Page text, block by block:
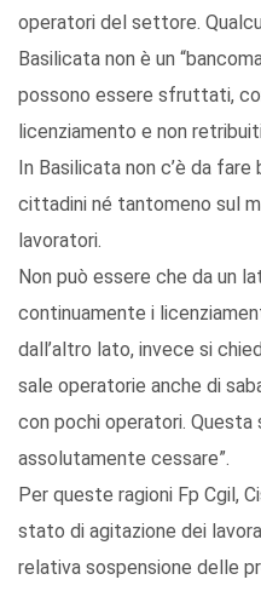
operatori del settore.
Basilicata non è un
possono essere sfruttati,
licenziamento e non
In Basilicata non c’è da
cittadini né tantomeno sul
lavoratori.
Non può essere che da un
continuamente i
dall’altro lato, invece si
sale operatorie anche di
con pochi operatori.
assolutamente cessare”.
Per queste ragioni Fp Cgil,
stato di agitazione dei
relativa sospensione delle